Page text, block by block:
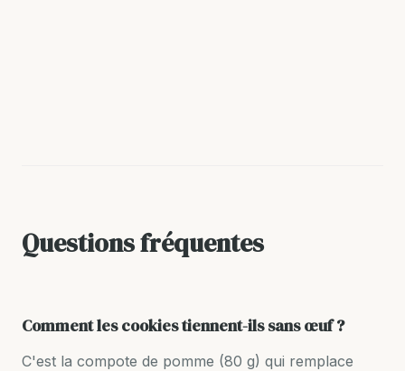
Questions fréquentes
Comment les cookies tiennent-ils sans œuf ?
C'est la compote de pomme (80 g) qui remplace